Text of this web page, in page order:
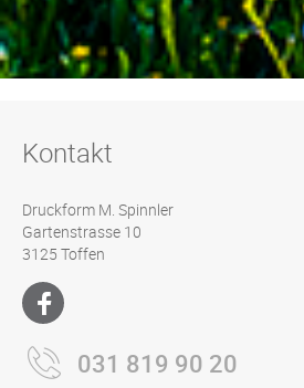
Kontakt
Druckform M. Spinnler
Gartenstrasse 10
3125 Toffen
031 819 90 20